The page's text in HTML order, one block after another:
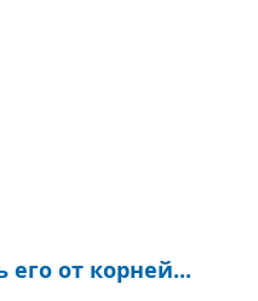
от корней...